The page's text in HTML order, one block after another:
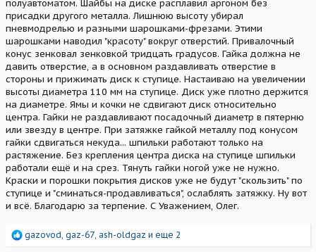
полуавтоматом. Шайбы на диске расплавил аргоном без
присадки другого металла. Лишнюю высоту убирал
пневмодрелью и разными шарошками-фрезами. Этими
шарошками наводил "красоту" вокруг отверстий. Привалочный
конус зенковал зенковкой тридцать градусов. Гайка должна не
давить отверстие, а в основном раздавливать отверстие в
стороны и прижимать диск к ступице. Настаиваю на увеличении
высоты диаметра 110 мм на ступице. Диск уже плотно держится
на диаметре. Ямы и кочки не сдвигают диск относительно
центра. Гайки не раздавливают посадочный диаметр в пятерню
или звезду в центре. При затяжке гайкой металлу под конусом
гайки сдвигаться некуда... шпильки работают только на
растяжение. Без крепления центра диска на ступице шпильки
работали ещё и на срез. Тянуть гайки ногой уже не нужно.
Краски и порошки покрытия дисков уже не будут "скользить" по
ступице и "сминаться-продавливаться", ослаблять затяжку. Ну вот
и всё. Благодарю за терпение. С Уважением, Олег.
Р
gazovod gaz-67 ash-oldgaz и еще 2